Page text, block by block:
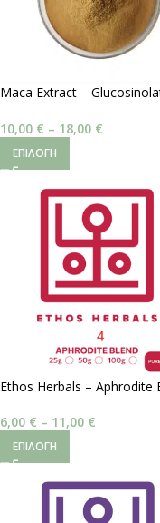
Maca Extract –
10,00 € – 18,00 €
ΕΠΙΛΟΓΉ
Ethos Herbals – Aphrodite
6,00 € – 11,00 €
ΕΠΙΛΟΓΉ